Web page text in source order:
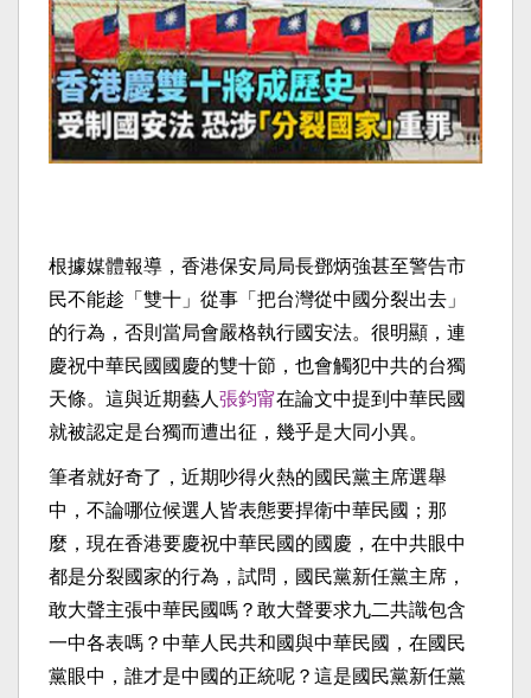
根據媒體報導，香港保安局局長鄧炳強甚至警告市
民不能趁「雙十」從事「把台灣從中國分裂出去」
的行為，否則當局會嚴格執行國安法。很明顯，連
慶祝中華民國國慶的雙十節，也會觸犯中共的台獨
天條。這與近期藝人 張鈞甯在論文中提到中華民國
就被認定是台獨而遭出征，幾乎是大同小異。
筆者就好奇了，近期吵得火熱的國民黨主席選舉
中，不論哪位候選人皆表態要捍衛中華民國；那
麼，現在香港要慶祝中華民國的國慶，在中共眼中
都是分裂國家的行為，試問，國民黨新任黨主席，
敢大聲主張中華民國嗎？敢大聲要求九二共識包含
一中各表嗎？中華人民共和國與中華民國，在國民
黨眼中，誰才是中國的正統呢？這是國民黨新任黨